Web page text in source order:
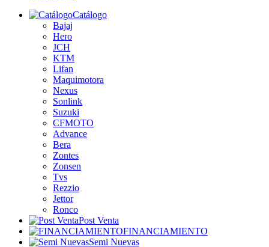
Catálogo
Bajaj
Hero
JCH
KTM
Lifan
Maquimotora
Nexus
Sonlink
Suzuki
CFMOTO
Advance
Bera
Zontes
Zonsen
Tvs
Rezzio
Jettor
Ronco
Post Venta
FINANCIAMIENTO
Semi Nuevas